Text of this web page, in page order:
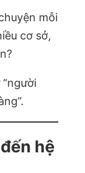
mỗi
cơ sở,
hệ